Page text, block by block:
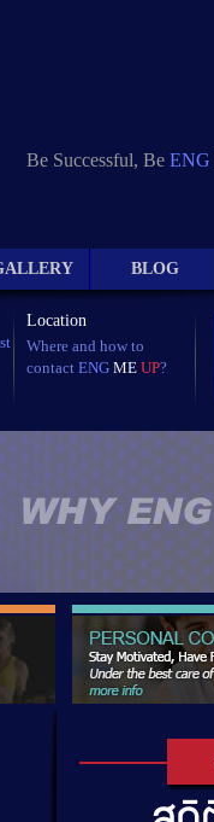
Be Successful, Be ENG
BLOG
Location
Where and how to
contact ENG ME UP?